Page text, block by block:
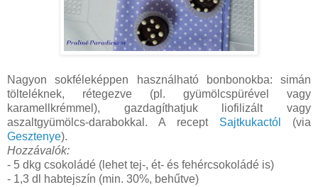
Nagyon sokféleképpen használható bonbonokba: simán
tölteléknek, rétegezve (pl. gyümölcspürével vagy
karamellkrémmel), gazdagíthatjuk liofilizált vagy
aszaltgyümölcs-darabokkal. A recept Sajtkukactól
(via
Gesztenye).
Hozzávalók:
- 5 dkg csokoládé (lehet tej-, ét- és fehércsokoládé is)
- 1,3 dl habtejszín (min. 30%, behűtve)